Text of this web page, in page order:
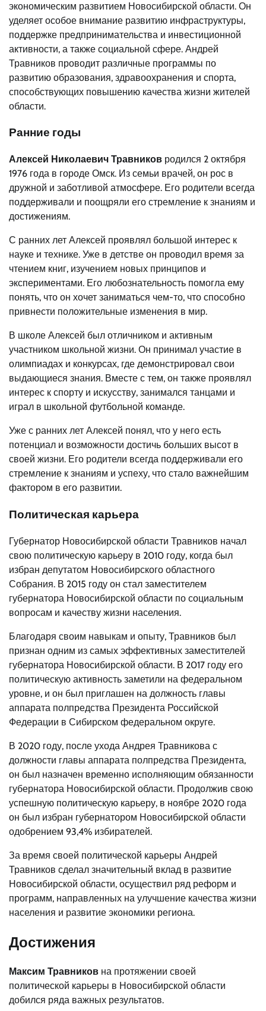
экономическим развитием Новосибирской области. Он
уделяет особое внимание развитию инфраструктуры,
поддержке предпринимательства и инвестиционной
активности, а также социальной сфере. Андрей
Травников проводит различные программы по
развитию образования, здравоохранения и спорта,
способствующих повышению качества жизни жителей
области.
Ранние годы
Алексей Николаевич Травников родился 2 октября
1976 года в городе Омск. Из семьи врачей, он рос в
дружной и заботливой атмосфере. Его родители всегда
поддерживали и поощряли его стремление к знаниям и
достижениям.
С ранних лет Алексей проявлял большой интерес к
науке и технике. Уже в детстве он проводил время за
чтением книг, изучением новых принципов и
экспериментами. Его любознательность помогла ему
понять, что он хочет заниматься чем-то, что способно
привнести положительные изменения в мир.
В школе Алексей был отличником и активным
участником школьной жизни. Он принимал участие в
олимпиадах и конкурсах, где демонстрировал свои
выдающиеся знания. Вместе с тем, он также проявлял
интерес к спорту и искусству, занимался танцами и
играл в школьной футбольной команде.
Уже с ранних лет Алексей понял, что у него есть
потенциал и возможности достичь больших высот в
своей жизни. Его родители всегда поддерживали его
стремление к знаниям и успеху, что стало важнейшим
фактором в его развитии.
Политическая карьера
Губернатор Новосибирской области Травников начал
свою политическую карьеру в 2010 году, когда был
избран депутатом Новосибирского областного
Собрания. В 2015 году он стал заместителем
губернатора Новосибирской области по социальным
вопросам и качеству жизни населения.
Благодаря своим навыкам и опыту, Травников был
признан одним из самых эффективных заместителей
губернатора Новосибирской области. В 2017 году его
политическую активность заметили на федеральном
уровне, и он был приглашен на должность главы
аппарата полпредства Президента Российской
Федерации в Сибирском федеральном округе.
В 2020 году, после ухода Андрея Травникова с
должности главы аппарата полпредства Президента,
он был назначен временно исполняющим обязанности
губернатора Новосибирской области. Продолжив свою
успешную политическую карьеру, в ноябре 2020 года
он был избран губернатором Новосибирской области
одобрением 93,4% избирателей.
За время своей политической карьеры Андрей
Травников сделал значительный вклад в развитие
Новосибирской области, осуществил ряд реформ и
программ, направленных на улучшение качества жизни
населения и развитие экономики региона.
Достижения
Максим Травников на протяжении своей
политической карьеры в Новосибирской области
добился ряда важных результатов.